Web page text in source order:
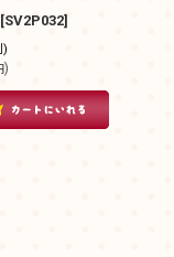
[SV2P032]
)
)